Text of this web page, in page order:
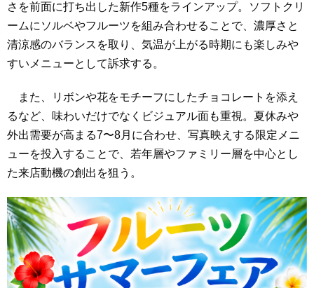
さを前面に打ち出した新作5種をラインアップ。ソフトクリ
ームにソルベやフルーツを組み合わせることで、濃厚さと
清涼感のバランスを取り、気温が上がる時期にも楽しみや
すいメニューとして訴求する。
また、リボンや花をモチーフにしたチョコレートを添え
るなど、味わいだけでなくビジュアル面も重視。夏休みや
外出需要が高まる7〜8月に合わせ、写真映えする限定メニ
ューを投入することで、若年層やファミリー層を中心とし
た来店動機の創出を狙う。